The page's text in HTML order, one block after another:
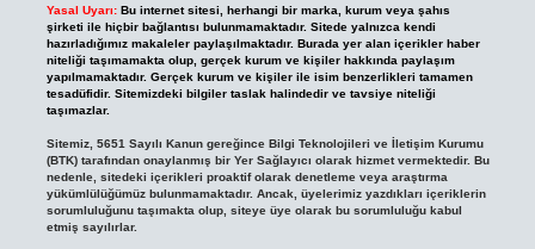
Yasal Uyarı: Bu internet sitesi, herhangi bir marka, kurum veya şahıs
şirketi ile hiçbir bağlantısı bulunmamaktadır. Sitede yalnızca kendi
hazırladığımız makaleler paylaşılmaktadır. Burada yer alan içerikler haber
niteliği taşımamakta olup, gerçek kurum ve kişiler hakkında paylaşım
yapılmamaktadır. Gerçek kurum ve kişiler ile isim benzerlikleri tamamen
tesadüfidir. Sitemizdeki bilgiler taslak halindedir ve tavsiye niteliği
taşımazlar.
Sitemiz, 5651 Sayılı Kanun gereğince Bilgi Teknolojileri ve İletişim Kurumu
(BTK) tarafından onaylanmış bir Yer Sağlayıcı olarak hizmet vermektedir. Bu
nedenle, sitedeki içerikleri proaktif olarak denetleme veya araştırma
yükümlülüğümüz bulunmamaktadır. Ancak, üyelerimiz yazdıkları içeriklerin
sorumluluğunu taşımakta olup, siteye üye olarak bu sorumluluğu kabul
etmiş sayılırlar.